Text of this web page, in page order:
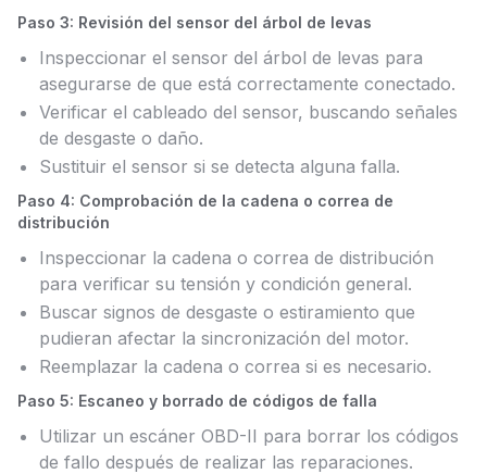
Paso 3: Revisión del sensor del árbol de levas
Inspeccionar el sensor del árbol de levas para
asegurarse de que está correctamente conectado.
Verificar el cableado del sensor, buscando señales
de desgaste o daño.
Sustituir el sensor si se detecta alguna falla.
Paso 4: Comprobación de la cadena o correa de
distribución
Inspeccionar la cadena o correa de distribución
para verificar su tensión y condición general.
Buscar signos de desgaste o estiramiento que
pudieran afectar la sincronización del motor.
Reemplazar la cadena o correa si es necesario.
Paso 5: Escaneo y borrado de códigos de falla
Utilizar un escáner OBD-II para borrar los códigos
de fallo después de realizar las reparaciones.